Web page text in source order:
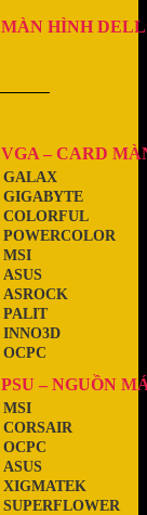
MÀN HÌNH DELL
VGA – CARD
OCPC
INNO3D
PALIT
ASROCK
ASUS
MSI
POWERCOLOR
COLORFUL
GIGABYTE
GALAX
PSU – NGUỒN
SUPERFLOWER
XIGMATEK
ASUS
OCPC
CORSAIR
MSI